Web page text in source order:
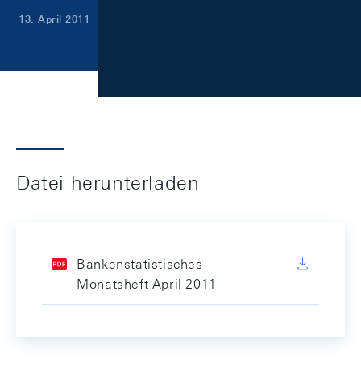
13. April 2011
Datei herunterladen
Bankenstatistisches
Monatsheft April 2011